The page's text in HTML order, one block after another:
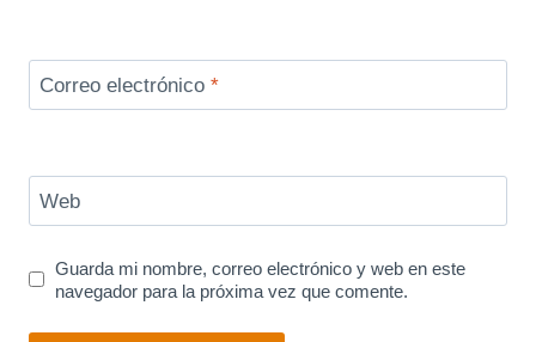
Correo electrónico *
Web
Guarda mi nombre, correo electrónico y web en este
navegador para la próxima vez que comente.